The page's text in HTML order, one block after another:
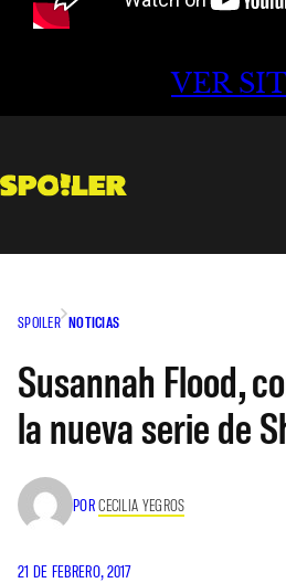
VER
SPOILER NOTICIAS
Susannah Flood,
la nueva serie de
PORCECILIA YEGROS
21 DE FEBRERO, 2017